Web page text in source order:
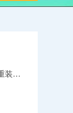
雨林木风一键重装系统教程